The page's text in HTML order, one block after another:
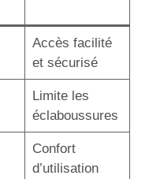
Accès facilité
et sécurisé
Limite les
éclaboussures
Confort
d’utilisation